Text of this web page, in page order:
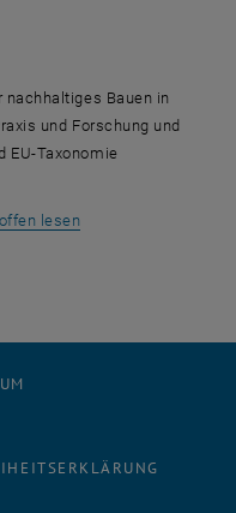
nachhaltiges Bauen in
und Forschung und
EU-Taxonomie
lesen